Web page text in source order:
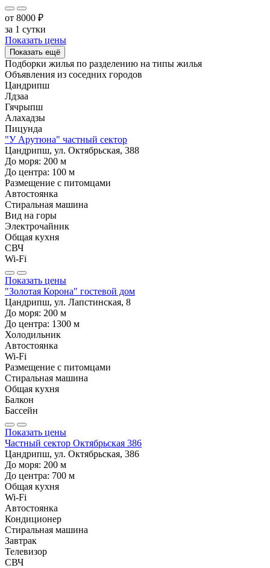
от 8000 ₽
за 1 сутки
Показать цены
Показать ещё
Подборки жилья по разделению на типы жилья
Объявления из соседних городов
Цандрипш
Лдзаа
Гячрыпш
Алахадзы
Пицунда
"У Арутюна" частный сектор
Цандрипш, ул. Октябрьская, 388
До моря: 200 м
До центра: 100 м
Размещение с питомцами
Автостоянка
Стиральная машина
Вид на горы
Электрочайник
Общая кухня
СВЧ
Wi-Fi
Показать цены
"Золотая Корона" гостевой дом
Цандрипш, ул. Лапстинская, 8
До моря: 200 м
До центра: 1300 м
Холодильник
Автостоянка
Wi-Fi
Размещение с питомцами
Стиральная машина
Общая кухня
Балкон
Бассейн
Показать цены
Частный сектор Октябрьская 386
Цандрипш, ул. Октябрьская, 386
До моря: 200 м
До центра: 700 м
Общая кухня
Wi-Fi
Автостоянка
Кондиционер
Стиральная машина
Завтрак
Телевизор
СВЧ